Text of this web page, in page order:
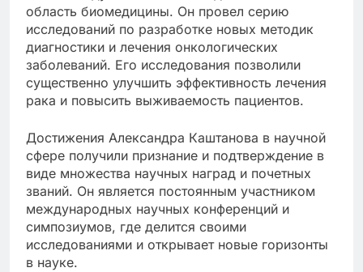
область биомедицины. Он провел серию
исследований по разработке новых методик
диагностики и лечения онкологических
заболеваний. Его исследования позволили
существенно улучшить эффективность лечения
рака и повысить выживаемость пациентов.
Достижения Александра Каштанова в научной
сфере получили признание и подтверждение в
виде множества научных наград и почетных
званий. Он является постоянным участником
международных научных конференций и
симпозиумов, где делится своими
исследованиями и открывает новые горизонты
в науке.